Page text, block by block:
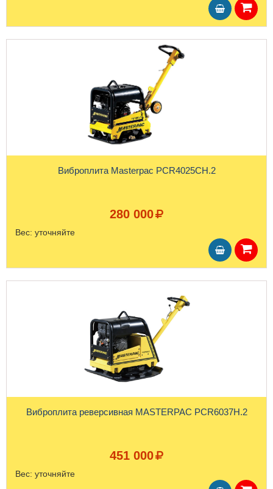
Виброплита Masterpac PCR4025CH.2
280 000
Вес: уточняйте
Виброплита реверсивная MASTERPAC PCR6037H.2
451 000
Вес: уточняйте